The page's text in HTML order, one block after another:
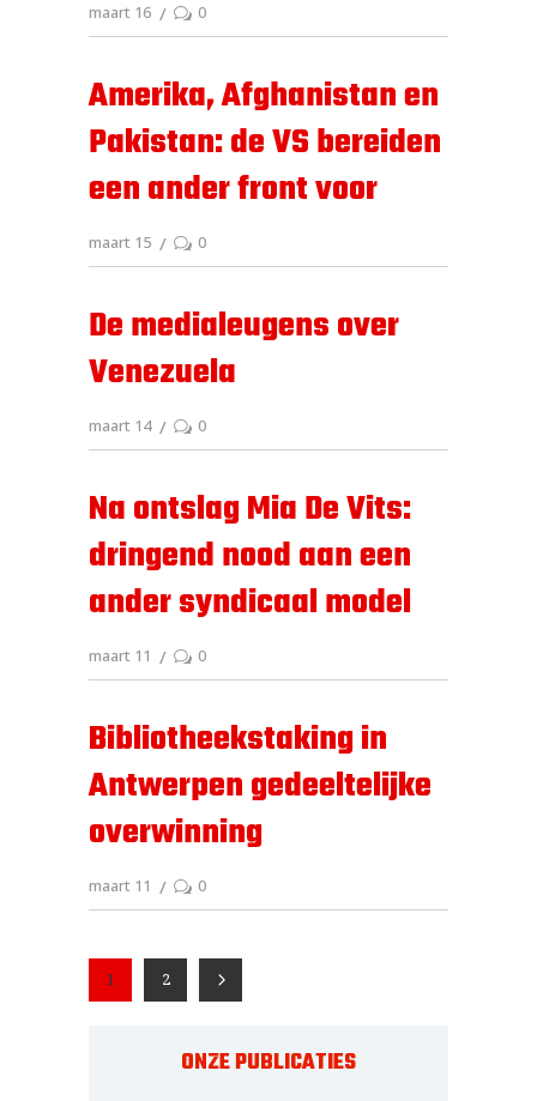
maart 16 0
Amerika, Afghanistan en
Pakistan: de VS bereiden
een ander front voor
maart 15 0
De medialeugens over
Venezuela
maart 14 0
Na ontslag Mia De Vits:
dringend nood aan een
ander syndicaal model
maart 11 0
Bibliotheekstaking in
Antwerpen gedeeltelijke
overwinning
maart 11 0
1 2
ONZE PUBLICATIES